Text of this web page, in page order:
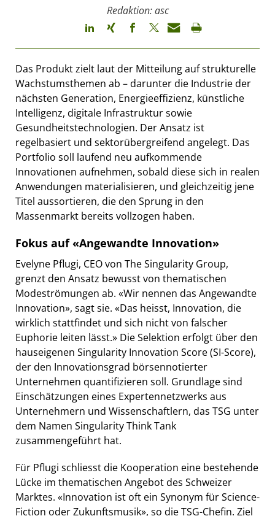
Redaktion: asc
Das Produkt zielt laut der Mitteilung auf strukturelle
Wachstumsthemen ab – darunter die Industrie der
nächsten Generation, Energieeffizienz, künstliche
Intelligenz, digitale Infrastruktur sowie
Gesundheitstechnologien. Der Ansatz ist
regelbasiert und sektorübergreifend angelegt. Das
Portfolio soll laufend neu aufkommende
Innovationen aufnehmen, sobald diese sich in realen
Anwendungen materialisieren, und gleichzeitig jene
Titel aussortieren, die den Sprung in den
Massenmarkt bereits vollzogen haben.
Fokus auf «Angewandte Innovation»
Evelyne Pflugi, CEO von The Singularity Group,
grenzt den Ansatz bewusst von thematischen
Modeströmungen ab. «Wir nennen das Angewandte
Innovation», sagt sie. «Das heisst, Innovation, die
wirklich stattfindet und sich nicht von falscher
Euphorie leiten lässt.» Die Selektion erfolgt über den
hauseigenen Singularity Innovation Score (SI-Score),
der den Innovationsgrad börsennotierter
Unternehmen quantifizieren soll. Grundlage sind
Einschätzungen eines Expertennetzwerks aus
Unternehmern und Wissenschaftlern, das TSG unter
dem Namen Singularity Think Tank
zusammengeführt hat.
Für Pflugi schliesst die Kooperation eine bestehende
Lücke im thematischen Angebot des Schweizer
Marktes. «Innovation ist oft ein Synonym für Science-
Fiction oder Zukunftsmusik», so die TSG-Chefin. Ziel